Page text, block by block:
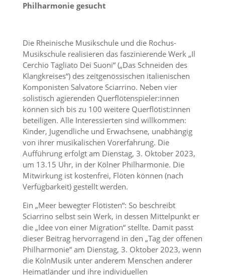
Philharmonie gesucht
Die Rheinische Musikschule und die Rochus-
Musikschule realisieren das faszinierende Werk „Il
Cerchio Tagliato Dei Suoni“ („Das Schneiden des
Klangkreises“) des zeitgenössischen italienischen
Komponisten Salvatore Sciarrino. Neben vier
solistisch agierenden Querflötenspieler:innen
können sich bis zu 100 weitere Querflötist:innen
beteiligen. Alle Interessierten sind willkommen:
Kinder, Jugendliche und Erwachsene, unabhängig
von ihrer musikalischen Vorerfahrung. Die
Aufführung erfolgt am Dienstag, 3. Oktober 2023,
um 13.15 Uhr, in der Kölner Philharmonie. Die
Mitwirkung ist kostenfrei, Flöten können (nach
Verfügbarkeit) gestellt werden.
Ein „Meer bewegter Flötisten“: So beschreibt
Sciarrino selbst sein Werk, in dessen Mittelpunkt er
die „Idee von einer Migration“ stellte. Damit passt
dieser Beitrag hervorragend in den „Tag der offenen
Philharmonie“ am Dienstag, 3. Oktober 2023, wenn
die KölnMusik unter anderem Menschen anderer
Heimatländer und ihre individuellen